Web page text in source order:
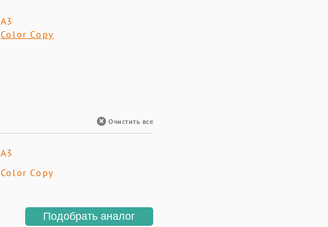
А3
Color Copy
Очистить все
А3
Color Copy
Подобрать аналог